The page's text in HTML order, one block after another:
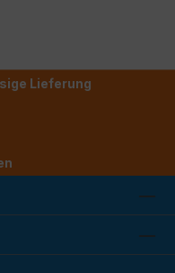
Lieferung